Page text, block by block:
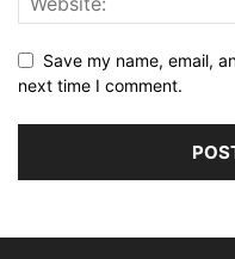
Save my name, email,
next time I comment.